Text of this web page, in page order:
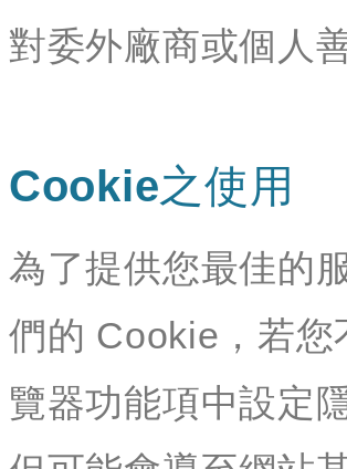
對委外廠商或個人
Cookie之使用
為了提供您最佳的
們的 Cookie，若
覽器功能項中設定